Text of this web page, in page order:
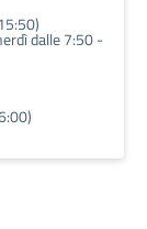
dalle 7:50 -